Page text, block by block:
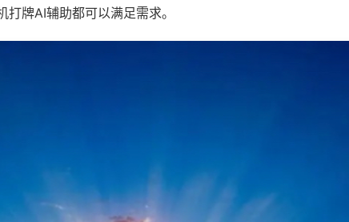
牌AI辅助都可以满足需求。